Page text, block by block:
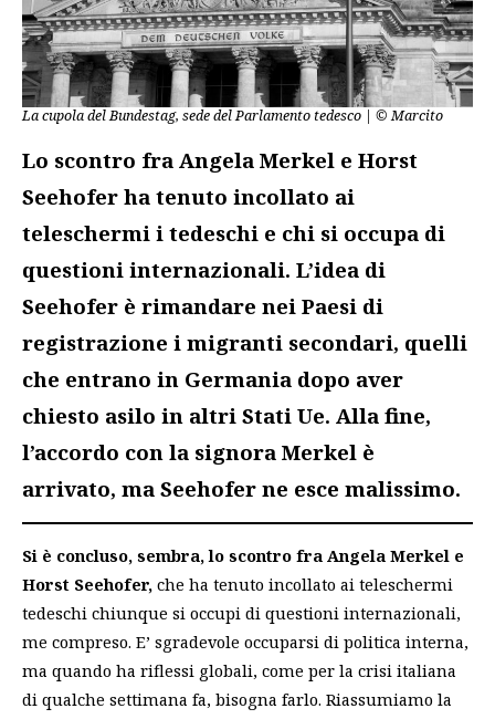
La cupola del Bundestag, sede del Parlamento tedesco | © Marcito
Lo scontro fra Angela Merkel e Horst
Seehofer ha tenuto incollato ai
teleschermi i tedeschi e chi si occupa di
questioni internazionali. L’idea di
Seehofer è rimandare nei Paesi di
registrazione i migranti secondari, quelli
che entrano in Germania dopo aver
chiesto asilo in altri Stati Ue. Alla fine,
l’accordo con la signora Merkel è
arrivato, ma Seehofer ne esce malissimo.
Si è concluso, sembra, lo scontro fra Angela Merkel e
Horst Seehofer, che ha tenuto incollato ai teleschermi
tedeschi chiunque si occupi di questioni internazionali,
me compreso. E’ sgradevole occuparsi di politica interna,
ma quando ha riflessi globali, come per la crisi italiana
di qualche settimana fa, bisogna farlo. Riassumiamo la